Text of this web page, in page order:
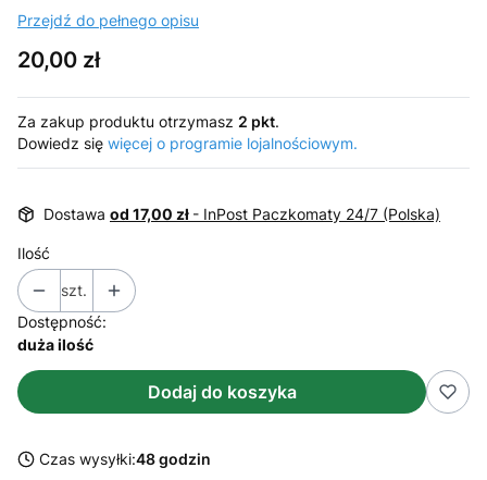
Przejdź do pełnego opisu
Cena
20,00 zł
Za zakup produktu otrzymasz 2 pkt.
Dowiedz się więcej o programie lojalnościowym.
Dostawa od 17,00 zł - InPost Paczkomaty 24/7 (Polska)
Ilość
szt.
Dostępność:
duża ilość
Dodaj do koszyka
Czas wysyłki:48 godzin